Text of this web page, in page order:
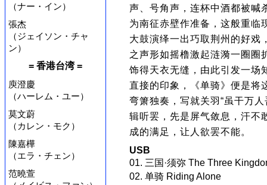
（ナー・イン）
張杰
（ジェイソン・チャ
ン）
= 香港台湾 =
庾澄慶
（ハーレム・ユー）
莫文蔚
（カレン・モク）
陳嘉樺
（エラ・チェン）
范曉萱
声、号角声，连杯中酒都被喊
为南征赤壁作准备，这般重临
大鼓演绎一出巧取荆州的好戏
之声形如摇橹激起涟漪一圈圈
饰得天衣无缝，由此引发一场
直接的印象，《单骑》便是将
弯箫独奏，写就关羽“虽干万
辑听罢，先是屏气敛息，汗不
成的满足，让人欲罢不能。
USB
01. 三国·须弥 The Three
02. 单骑 Riding Alone